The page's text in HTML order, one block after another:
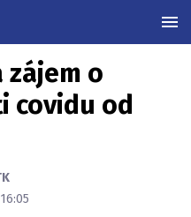
zájem o
covidu od